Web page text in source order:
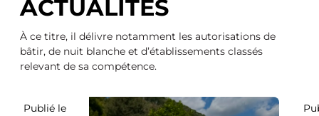
ACTUALITÉS
À ce titre, il délivre notamment les autorisations de
bâtir, de nuit blanche et d’établissements classés
relevant de sa compétence.
Publié le